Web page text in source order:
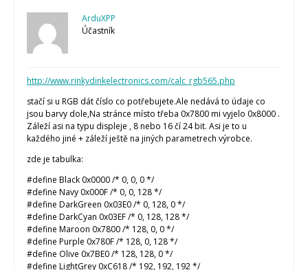
ArduXPP
Účastník
http://www.rinkydinkelectronics.com/calc_rgb565.php
stačí si u RGB dát číslo co potřebujete.Ale nedává to údaje co
jsou barvy dole,Na stránce místo třeba 0x7800 mi vyjelo 0x8000 .
Záleží asi na typu displeje , 8 nebo 16 čí 24 bit. Asi je to u
každého jiné + záleží ještě na jiných parametrech výrobce.
zde je tabulka:
#define Black 0x0000 /* 0, 0, 0 */
#define Navy 0x000F /* 0, 0, 128 */
#define DarkGreen 0x03E0 /* 0, 128, 0 */
#define DarkCyan 0x03EF /* 0, 128, 128 */
#define Maroon 0x7800 /* 128, 0, 0 */
#define Purple 0x780F /* 128, 0, 128 */
#define Olive 0x7BE0 /* 128, 128, 0 */
#define LightGrey 0xC618 /* 192, 192, 192 */